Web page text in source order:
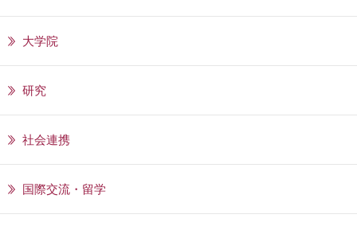
大学院
研究
社会連携
国際交流・留学